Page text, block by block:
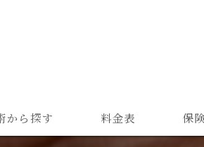
から探す 料金表 保